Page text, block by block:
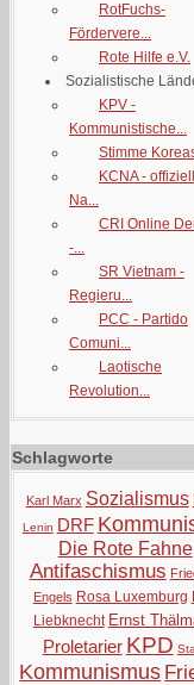
RotFuchs-
Fördervere...
Rote Hilfe e.V.
Sozialistische
KPV -
Kommunistische...
Stimme
KCNA -
Na...
CRI Online
-...
SR Vietnam -
Regieru...
PCC - Partido
Comuni...
Laotische
Revolution...
Schlagworte
Karl Marx Sozialismus
Lenin DRF
Die Rote Fahne
Antifaschismus
Engels Rosa Luxemburg
Liebknecht Ernst
Proletarier KPD
Kommunismus